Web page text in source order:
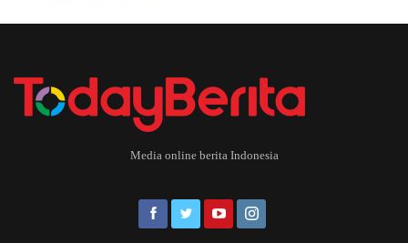
Media online berita Indonesia